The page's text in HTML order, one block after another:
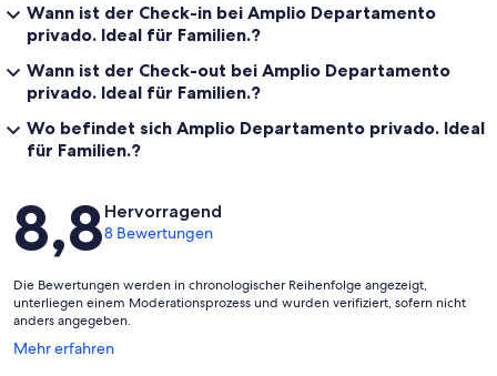
Wann ist der Check-in bei Amplio Departamento
privado. Ideal für Familien.?
Wann ist der Check-out bei Amplio Departamento
privado. Ideal für Familien.?
Wo befindet sich Amplio Departamento privado. Ideal
für Familien.?
Bewertungen
8,8Hervorragend
8 Bewertungen
Die Bewertungen werden in chronologischer Reihenfolge angezeigt,
unterliegen einem Moderationsprozess und wurden verifiziert, sofern nicht
anders angegeben.
Mehr erfahren
Wird